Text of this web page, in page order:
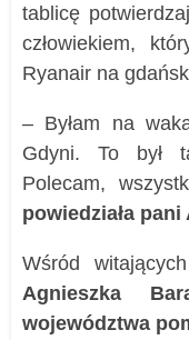
tablicę
człowiekiem,
Ryanair na
– Byłam na
Gdyni. To był
Polecam,
powiedziała
Wśród
Agnieszka
województwa